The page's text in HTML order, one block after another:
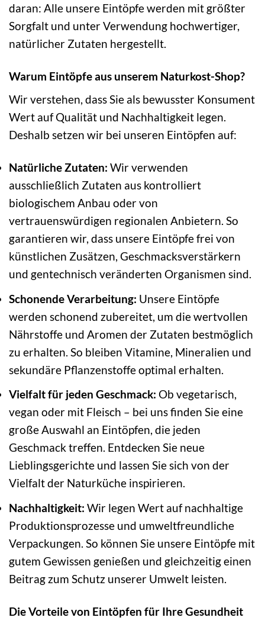
daran: Alle unsere Eintöpfe werden mit größter
Sorgfalt und unter Verwendung hochwertiger,
natürlicher Zutaten hergestellt.
Warum Eintöpfe aus unserem Naturkost-Shop?
Wir verstehen, dass Sie als bewusster Konsument
Wert auf Qualität und Nachhaltigkeit legen.
Deshalb setzen wir bei unseren Eintöpfen auf:
Natürliche Zutaten: Wir verwenden
ausschließlich Zutaten aus kontrolliert
biologischem Anbau oder von
vertrauenswürdigen regionalen Anbietern. So
garantieren wir, dass unsere Eintöpfe frei von
künstlichen Zusätzen, Geschmacksverstärkern
und gentechnisch veränderten Organismen sind.
Schonende Verarbeitung: Unsere Eintöpfe
werden schonend zubereitet, um die wertvollen
Nährstoffe und Aromen der Zutaten bestmöglich
zu erhalten. So bleiben Vitamine, Mineralien und
sekundäre Pflanzenstoffe optimal erhalten.
Vielfalt für jeden Geschmack: Ob vegetarisch,
vegan oder mit Fleisch – bei uns finden Sie eine
große Auswahl an Eintöpfen, die jeden
Geschmack treffen. Entdecken Sie neue
Lieblingsgerichte und lassen Sie sich von der
Vielfalt der Naturküche inspirieren.
Nachhaltigkeit: Wir legen Wert auf nachhaltige
Produktionsprozesse und umweltfreundliche
Verpackungen. So können Sie unsere Eintöpfe mit
gutem Gewissen genießen und gleichzeitig einen
Beitrag zum Schutz unserer Umwelt leisten.
Die Vorteile von Eintöpfen für Ihre Gesundheit